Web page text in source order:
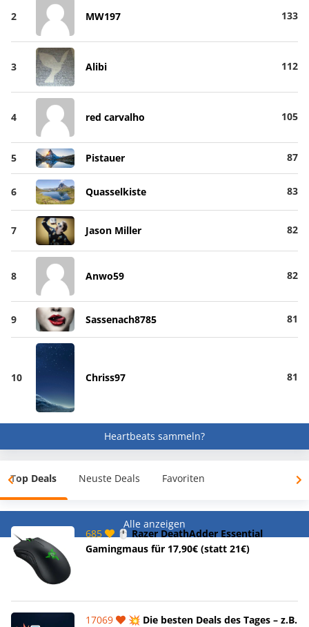
2 MW197 133
3 Alibi 112
4 red carvalho 105
5 Pistauer 87
6 Quasselkiste 83
7 Jason Miller 82
8 Anwo59 82
9 Sassenach8785 81
10 Chriss97 81
Heartbeats sammeln?
Top Deals Neuste Deals Favoriten
Alle anzeigen
685
🖱️ Razer DeathAdder Essential
Gamingmaus für 17,90€ (statt 21€)
17069
💥 Die besten Deals des Tages – z.B.